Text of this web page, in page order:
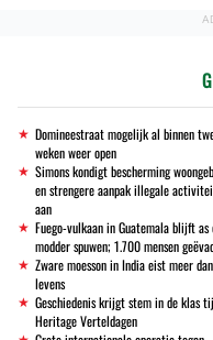
Domineestraat mogelijk al binnen
weken weer open
Simons kondigt bescherming
en strengere aanpak illegale
aan
Fuego-vulkaan in Guatemala blijft as
modder spuwen; 1.700 mensen
Zware moesson in India eist meer
levens
Geschiedenis krijgt stem in de klas
Heritage Verteldagen